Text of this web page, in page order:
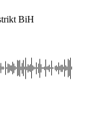
BiH